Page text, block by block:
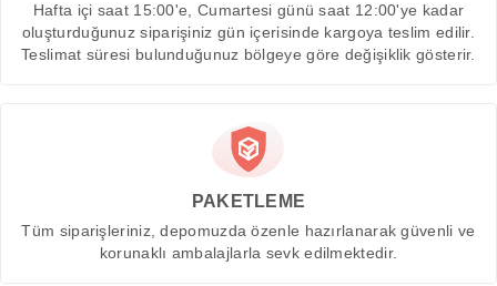
Hafta içi saat 15:00'e, Cumartesi günü saat 12:00'ye kadar
oluşturduğunuz siparişiniz gün içerisinde kargoya teslim edilir.
Teslimat süresi bulunduğunuz bölgeye göre değişiklik gösterir.
PAKETLEME
Tüm siparişleriniz, depomuzda özenle hazırlanarak güvenli ve
korunaklı ambalajlarla sevk edilmektedir.